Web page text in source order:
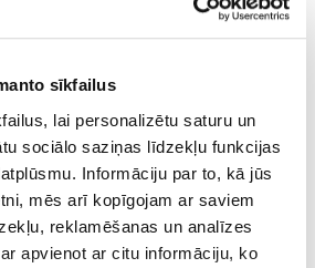
sīkfailus
lai personalizētu saturu un
sociālo saziņas līdzekļu funkcijas
Informāciju par to, kā jūs
mēs arī kopīgojam ar saviem
reklamēšanas un analīzes
apvienot ar citu informāciju, ko
turētājs D-10mm, L-